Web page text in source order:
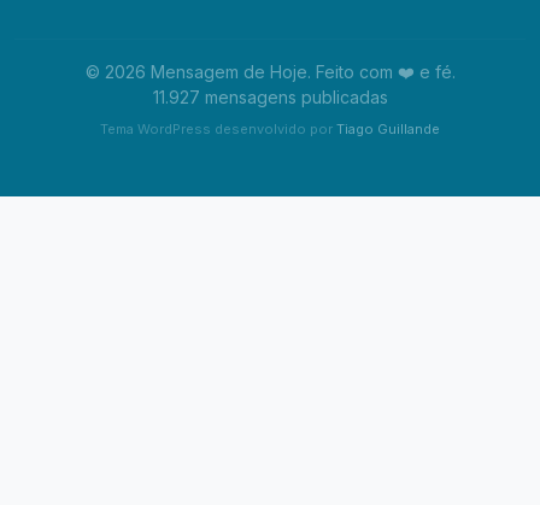
© 2026 Mensagem de Hoje. Feito com ❤️ e fé.
11.927 mensagens publicadas
Tema WordPress desenvolvido por Tiago Guillande